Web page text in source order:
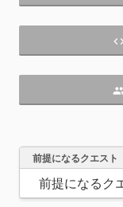
code
前提になるクエスト
前提になるク